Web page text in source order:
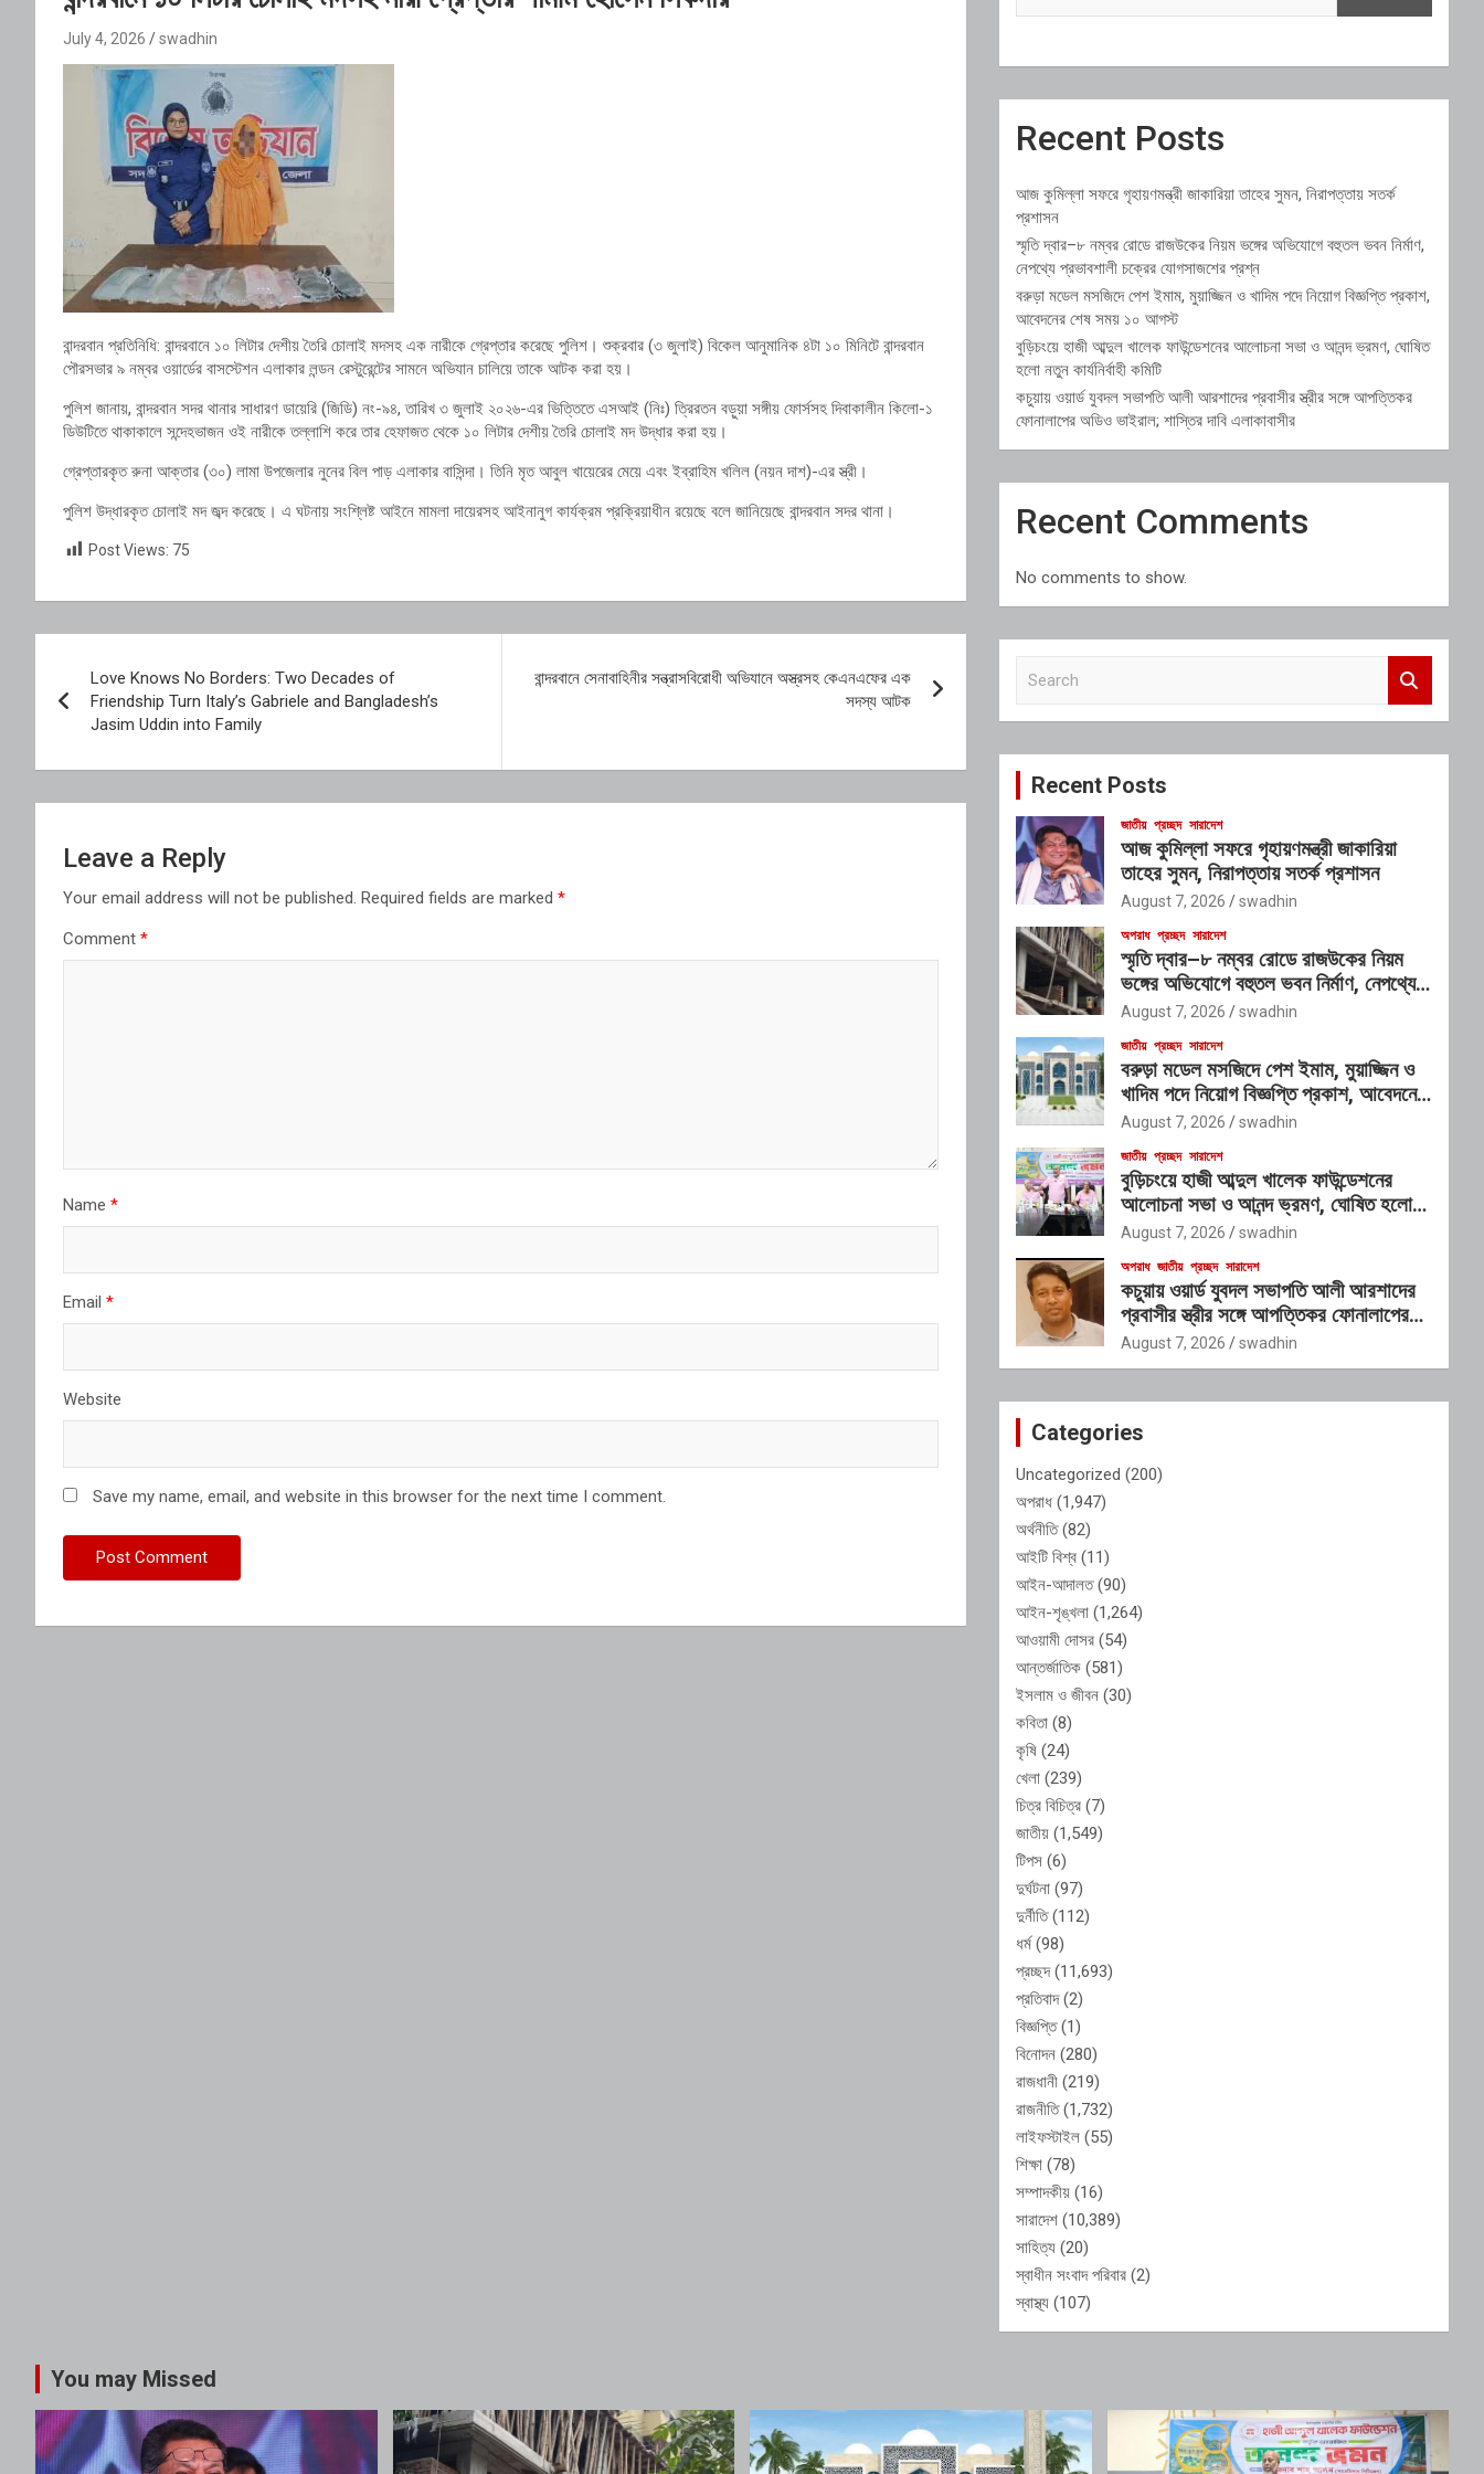
July 4, 2026 swadhin
বান্দরবান প্রতিনিধি: বান্দরবানে ১০ লিটার দেশীয় তৈরি চোলাই মদসহ এক নারীকে গ্রেপ্তার করেছে পুলিশ। শুক্রবার (৩ জুলাই) বিকেল আনুমানিক ৪টা ১০ মিনিটে বান্দরবান
পৌরসভার ৯ নম্বর ওয়ার্ডের বাসস্টেশন এলাকার লন্ডন রেস্টুরেন্টের সামনে অভিযান চালিয়ে তাকে আটক করা হয়।
পুলিশ জানায়, বান্দরবান সদর থানার সাধারণ ডায়েরি (জিডি) নং-৯৪, তারিখ ৩ জুলাই ২০২৬-এর ভিত্তিতে এসআই (নিঃ) ত্রিরতন বড়ুয়া সঙ্গীয় ফোর্সসহ দিবাকালীন কিলো-১
ডিউটিতে থাকাকালে সন্দেহভাজন ওই নারীকে তল্লাশি করে তার হেফাজত থেকে ১০ লিটার দেশীয় তৈরি চোলাই মদ উদ্ধার করা হয়।
গ্রেপ্তারকৃত রুনা আক্তার (৩০) লামা উপজেলার নুনের বিল পাড় এলাকার বাসিন্দা। তিনি মৃত আবুল খায়েরের মেয়ে এবং ইব্রাহিম খলিল (নয়ন দাশ)-এর স্ত্রী।
পুলিশ উদ্ধারকৃত চোলাই মদ জব্দ করেছে। এ ঘটনায় সংশ্লিষ্ট আইনে মামলা দায়েরসহ আইনানুগ কার্যক্রম প্রক্রিয়াধীন রয়েছে বলে জানিয়েছে বান্দরবান সদর থানা।
Post Views: 75
navigation
Love Knows No Borders: Two Decades of
Friendship Turn Italy’s Gabriele and Bangladesh’s
Jasim Uddin into Family
বান্দরবানে সেনাবাহিনীর সন্ত্রাসবিরোধী অভিযানে অস্ত্রসহ কেএনএফের এক
সদস্য আটক
Leave a Reply
Your email address will not be published. Required fields are marked *
Comment *
Name *
Email *
Website
Save my name, email, and website in this browser for the next time I comment.
Recent Posts
আজ কুমিল্লা সফরে গৃহায়ণমন্ত্রী জাকারিয়া তাহের সুমন, নিরাপত্তায় সতর্ক
প্রশাসন
স্মৃতি দ্বার–৮ নম্বর রোডে রাজউকের নিয়ম ভঙ্গের অভিযোগে বহুতল ভবন নির্মাণ,
নেপথ্যে প্রভাবশালী চক্রের যোগসাজশের প্রশ্ন
বরুড়া মডেল মসজিদে পেশ ইমাম, মুয়াজ্জিন ও খাদিম পদে নিয়োগ বিজ্ঞপ্তি প্রকাশ,
আবেদনের শেষ সময় ১০ আগস্ট
বুড়িচংয়ে হাজী আব্দুল খালেক ফাউন্ডেশনের আলোচনা সভা ও আনন্দ ভ্রমণ, ঘোষিত
হলো নতুন কার্যনির্বাহী কমিটি
কচুয়ায় ওয়ার্ড যুবদল সভাপতি আলী আরশাদের প্রবাসীর স্ত্রীর সঙ্গে আপত্তিকর
ফোনালাপের অডিও ভাইরাল; শাস্তির দাবি এলাকাবাসীর
Recent Comments
No comments to show.
c
Recent Posts
জাতীয় প্রচ্ছদ সারাদেশ
আজ কুমিল্লা সফরে গৃহায়ণমন্ত্রী জাকারিয়া
তাহের সুমন, নিরাপত্তায় সতর্ক প্রশাসন
August 7, 2026 swadhin
অপরাধ প্রচ্ছদ সারাদেশ
স্মৃতি দ্বার–৮ নম্বর রোডে রাজউকের নিয়ম
ভঙ্গের অভিযোগে বহুতল ভবন নির্মাণ, নেপথ্যে
প্রভাবশালী চক্রের যোগসাজশের প্রশ্ন
August 7, 2026 swadhin
জাতীয় প্রচ্ছদ সারাদেশ
বরুড়া মডেল মসজিদে পেশ ইমাম, মুয়াজ্জিন ও
খাদিম পদে নিয়োগ বিজ্ঞপ্তি প্রকাশ, আবেদনের
শেষ সময় ১০ আগস্ট
August 7, 2026 swadhin
জাতীয় প্রচ্ছদ সারাদেশ
বুড়িচংয়ে হাজী আব্দুল খালেক ফাউন্ডেশনের
আলোচনা সভা ও আনন্দ ভ্রমণ, ঘোষিত হলো
নতুন কার্যনির্বাহী কমিটি
August 7, 2026 swadhin
অপরাধ জাতীয় প্রচ্ছদ সারাদেশ
কচুয়ায় ওয়ার্ড যুবদল সভাপতি আলী আরশাদের
প্রবাসীর স্ত্রীর সঙ্গে আপত্তিকর ফোনালাপের
অডিও ভাইরাল; শাস্তির দাবি এলাকাবাসীর
August 7, 2026 swadhin
Categories
Uncategorized (200)
অপরাধ (1,947)
অর্থনীতি(82)
আইটি বিশ্ব (11)
আইন-আদালত(90)
আইন-শৃঙ্খলা (1,264)
আওয়ামী দোসর (54)
আন্তর্জাতিক (581)
ইসলাম ও জীবন (30)
কবিতা (8)
কৃষি (24)
খেলা (239)
চিত্র বিচিত্র (7)
জাতীয় (1,549)
টিপস (6)
দুর্ঘটনা (97)
দুর্নীতি(112)
ধর্ম(98)
প্রচ্ছদ(11,693)
প্রতিবাদ(2)
বিজ্ঞপ্তি(1)
বিনোদন (280)
রাজধানী (219)
রাজনীতি(1,732)
লাইফস্টাইল (55)
শিক্ষা (78)
সম্পাদকীয় (16)
সারাদেশ (10,389)
সাহিত্য (20)
স্বাধীন সংবাদ পরিবার (2)
স্বাস্থ্য (107)
You may Missed